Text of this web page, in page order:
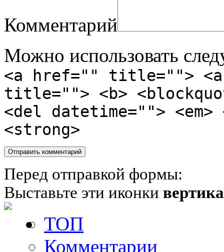
Комментарий
Можно использовать
<a href="" title="">
title=""> <b>
<del datetime="">
<strong>
Перед отправкой формы:
Выставьте эти иконки
ТОП
Комментарии